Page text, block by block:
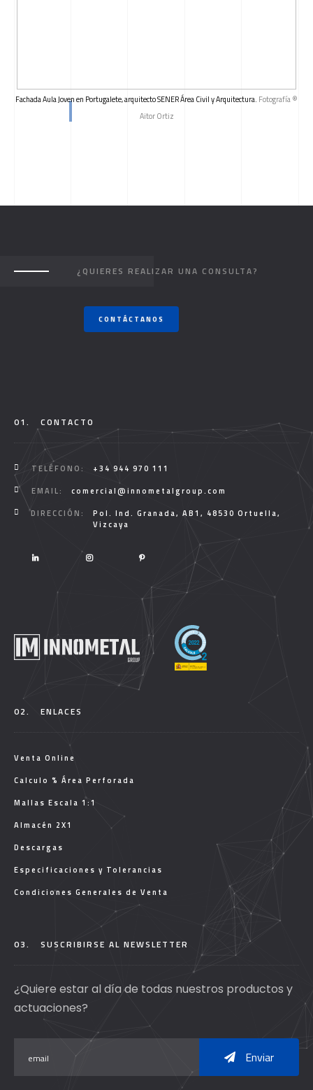
Fachada Aula Joven en Portugalete, arquitecto SENER Área Civil y Arquitectura. Fotografía ®
Aitor Ortiz
¿QUIERES REALIZAR UNA CONSULTA?
CONTÁCTANOS
01. CONTACTO
TELÉFONO:
+34 944 970 111
EMAIL:
comercial@innometalgroup.com
DIRECCIÓN:
Pol. Ind. Granada, AB1, 48530 Ortuella,
Vizcaya
02. ENLACES
Venta Online
Calculo % Área Perforada
Mallas Escala 1:1
Almacén 2X1
Descargas
Especificaciones y Tolerancias
Condiciones Generales de Venta
03. SUSCRIBIRSE AL NEWSLETTER
¿Quiere estar al día de todas nuestros productos y
actuaciones?
Enviar